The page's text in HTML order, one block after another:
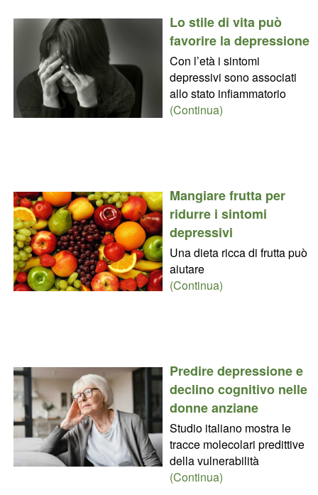
Lo stile di vita può
favorire la depressione
Con l’età i sintomi
depressivi sono associati
allo stato infiammatorio
(Continua)
Mangiare frutta per
ridurre i sintomi
depressivi
Una dieta ricca di frutta può
aiutare
(Continua)
Predire depressione e
declino cognitivo nelle
donne anziane
Studio italiano mostra le
tracce molecolari predittive
della vulnerabilità
(Continua)